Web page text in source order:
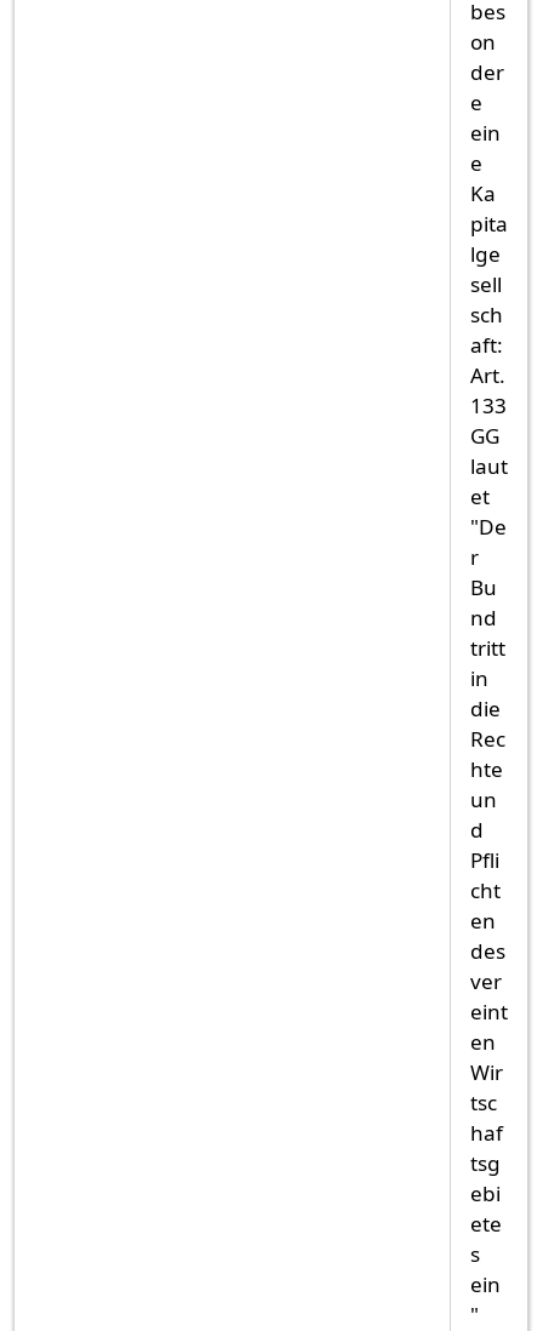
bes
on
der
e
ein
e
Ka
pita
lge
sell
sch
aft:
Art.
133
GG
laut
et
"De
r
Bu
nd
tritt
in
die
Rec
hte
un
d
Pfli
cht
en
des
ver
eint
en
Wir
tsc
haf
tsg
ebi
ete
s
ein
"